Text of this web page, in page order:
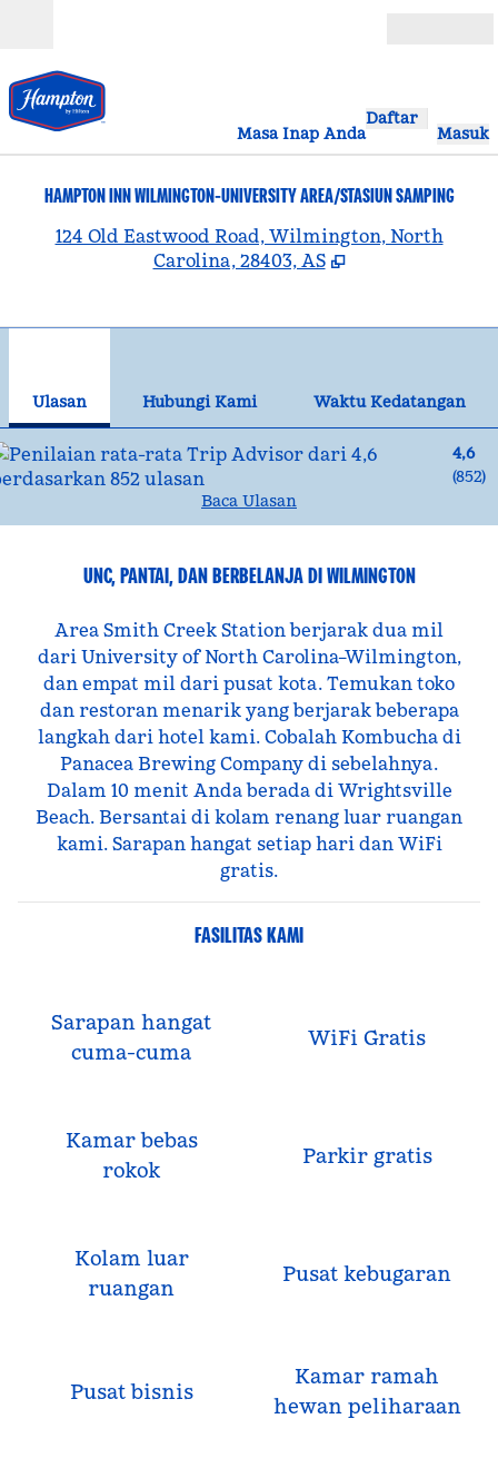
Masa Inap Anda
Daftar
Masuk
HAMPTON INN WILMINGTON-UNIVERSITY AREA/STASIUN SAMPING
124 Old Eastwood Road, Wilmington, North
Carolina, 28403, AS
Ulasan Hubungi Kami
Waktu Kedatangan
4,6
(852)
Baca Ulasan
UNC, PANTAI, DAN BERBELANJA DI WILMINGTON
Area Smith Creek Station berjarak dua mil
dari University of North Carolina–Wilmington,
dan empat mil dari pusat kota. Temukan toko
dan restoran menarik yang berjarak beberapa
langkah dari hotel kami. Cobalah Kombucha di
Panacea Brewing Company di sebelahnya.
Dalam 10 menit Anda berada di Wrightsville
Beach. Bersantai di kolam renang luar ruangan
kami. Sarapan hangat setiap hari dan WiFi
gratis.
FASILITAS KAMI
Sarapan hangat
cuma-cuma
WiFi Gratis
Kamar bebas
rokok
Parkir gratis
Kolam luar
ruangan
Pusat kebugaran
Pusat bisnis
Kamar ramah
hewan peliharaan